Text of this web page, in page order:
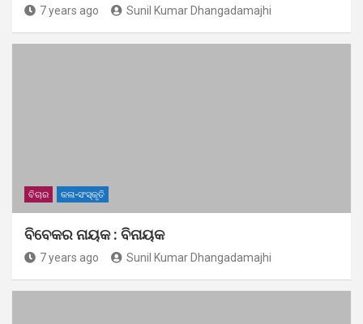
7 years ago Sunil Kumar Dhangadamajhi
ବିଚାର କଳା-ସଂସ୍କୃତି
ବିବେକର ନାୟକ : ବିନାୟକ
7 years ago Sunil Kumar Dhangadamajhi